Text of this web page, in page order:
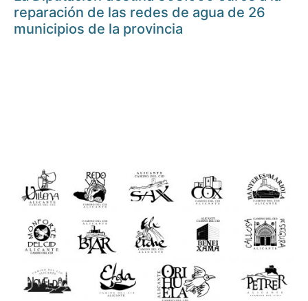
reparación de las redes de agua de 26
municipios de la provincia